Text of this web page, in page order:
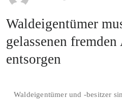
Waldeigentümer
gelassenen
entsorgen
Waldeigentümer und -besitzer